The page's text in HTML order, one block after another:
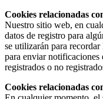
Cookies relacionadas
Nuestro sitio web, en
datos de registro para
se utilizarán para
para enviar
registrados o no
Cookies relacionadas